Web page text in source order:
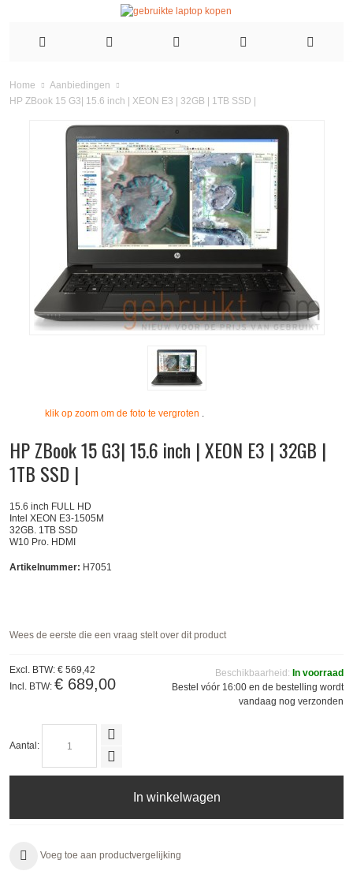
Home
Aanbiedingen
HP ZBook 15 G3| 15.6 inch | XEON E3 | 32GB | 1TB SSD |
klik op zoom om de foto te vergroten .
HP ZBook 15 G3| 15.6 inch | XEON E3 | 32GB |
1TB SSD |
15.6 inch FULL HD
Intel XEON E3-1505M
32GB. 1TB SSD
W10 Pro. HDMI
Artikelnummer: H7051
Wees de eerste die een vraag stelt over dit product
Beschikbaarheid: In voorraad
Bestel vóór 16:00 en de bestelling wordt
vandaag nog verzonden
Excl. BTW: € 569,42
Incl. BTW: € 689,00
Aantal:
In winkelwagen
Voeg toe aan productvergelijking